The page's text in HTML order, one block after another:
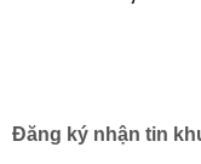
Đăng ký nhận tin